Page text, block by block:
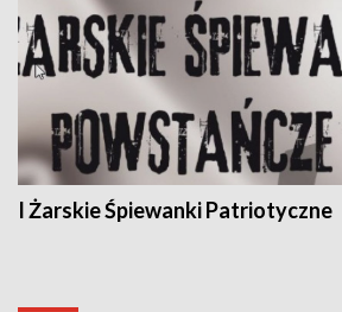
I Żarskie Śpiewanki Patriotyczne